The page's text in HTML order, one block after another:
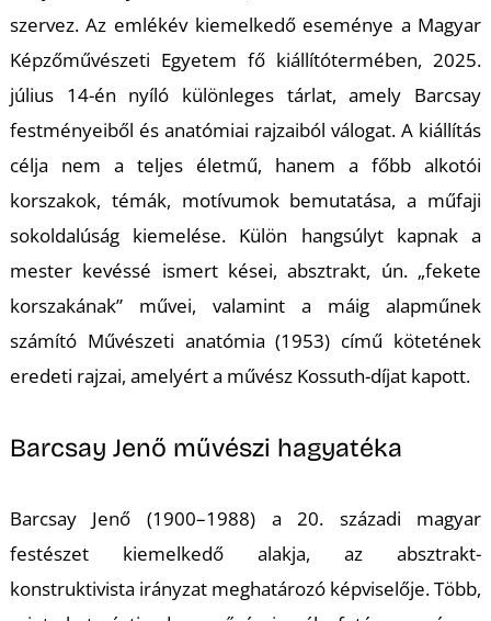
szervez. Az emlékév kiemelkedő eseménye a Magyar
Képzőművészeti Egyetem fő kiállítótermében, 2025.
július 14-én nyíló különleges tárlat, amely Barcsay
festményeiből és anatómiai rajzaiból válogat. A kiállítás
célja nem a teljes életmű, hanem a főbb alkotói
korszakok, témák, motívumok bemutatása, a műfaji
sokoldalúság kiemelése. Külön hangsúlyt kapnak a
mester kevéssé ismert kései, absztrakt, ún. „fekete
korszakának” művei, valamint a máig alapműnek
számító Művészeti anatómia (1953) című kötetének
eredeti rajzai, amelyért a művész Kossuth-díjat kapott.
Barcsay Jenő művészi hagyatéka
Barcsay Jenő (1900–1988) a 20. századi magyar
festészet kiemelkedő alakja, az absztrakt-
konstruktivista irányzat meghatározó képviselője. Több,